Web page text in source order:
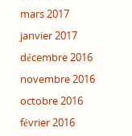
mars 2017
janvier 2017
décembre 2016
novembre 2016
octobre 2016
février 2016